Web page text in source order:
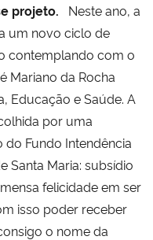
projeto. Neste ano, a
um novo ciclo de
contemplando com o
Mariano da Rocha
Educação e Saúde. A
por uma
do Fundo Intendência
Santa Maria: subsídio
felicidade em ser
isso poder receber
o nome da